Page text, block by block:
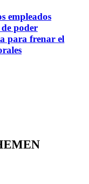
empleados
poder
para frenar el